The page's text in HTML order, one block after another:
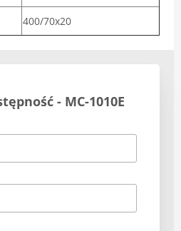
400/70x20
- MC-1010E